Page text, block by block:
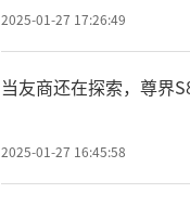
2025-01-27 17:26:49
当友商还在探索，尊界
2025-01-27 16:45:58